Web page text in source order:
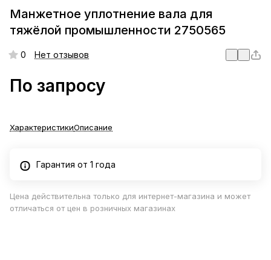
Манжетное уплотнение вала для
тяжёлой промышленности 2750565
0 Нет отзывов
По запросу
ХарактеристикиОписание
Гарантия от 1 года
Цена действительна только для интернет-магазина и может
отличаться от цен в розничных магазинах